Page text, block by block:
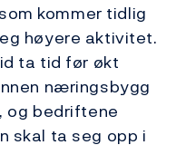
kommer tidlig
høyere aktivitet.
ta tid før økt
næringsbygg
bedriftene
skal ta seg opp i